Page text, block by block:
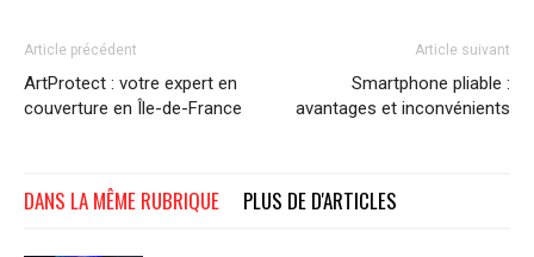
Article précédent
ArtProtect : votre expert en
couverture en Île-de-France
Article suivant
Smartphone pliable :
avantages et inconvénients
DANS LA MÊME RUBRIQUE PLUS DE D'ARTICLES